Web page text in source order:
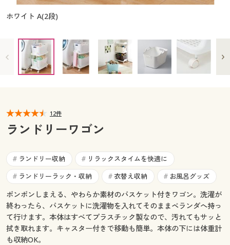
大きいサイズ 事務・制服
カタログ・チラシからのご注文
デジタルカタログ
カタログ無料プレゼント
マイページ
閲覧履歴
お気に入り
サポート
ご利用ガイド
カタログ無料プレゼント
会員メニュー
閲覧履歴
サポート
ご利用ガイド
よくある質問とお問い合わせ
ホワイト A(2段)
12件
ランドリーワゴン
# ランドリー収納 # リラックスタイムを快適に
# ランドリーラック・収納 # 衣替え収納 # お風呂グッズ
ポンポンしまえる、やわらか素材のバスケット付きワゴン。洗濯が
終わったら、バスケットに洗濯物を入れてそのままベランダへ持っ
て行けます。本体はすべてプラスチック製なので、汚れてもサッと
拭き取れます。キャスター付きで移動も簡単。本体の下には体重計
も収納OK。